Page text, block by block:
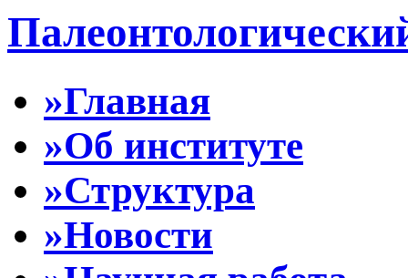
»Главная
»Об институте
»Структура
»Новости